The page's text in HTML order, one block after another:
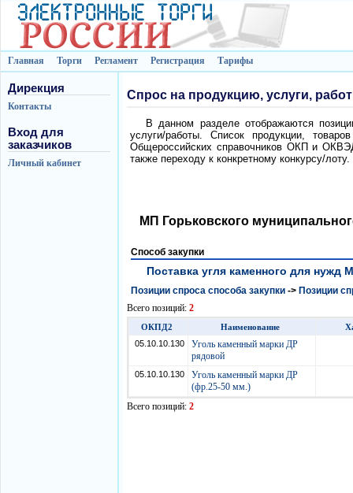
Главная Торги Регламент Регистрация Тарифы
Дирекция
Контакты
Вход для
заказчиков
Личный кабинет
Спрос на продукцию, услуги,
В данном разделе отображаются
услуги/работы. Список продукции,
Общероссийских справочников ОКП и
также переходу к конкретному конкурсу/лоту.
МП Горьковского
Способ закупки
Поставка угля каменного для нужд
Позиции спроса способа закупки -> Позиции
Всего позиций: 2
ОКПД2 Наименование
05.10.10.130
Уголь каменный марки ДР
рядовой
05.10.10.130
Уголь каменный марки ДР
(фр.25-50 мм.)
Всего позиций: 2